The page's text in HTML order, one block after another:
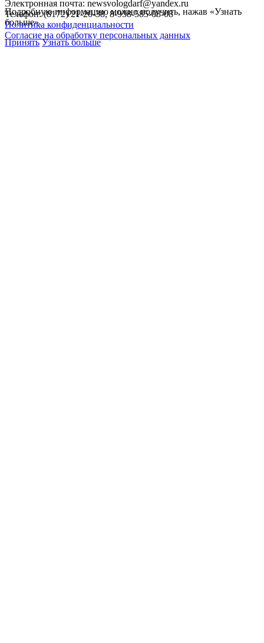
Электронная почта: newsvologdarf@yandex.ru
Телефон: (8172) 21-20-38, 8-958-585-08-08
Политика конфиденциальности
Согласие на обработку персональных данных
Подробную информацию можно получить, нажав «Узнать
больше».
Принять Узнать больше